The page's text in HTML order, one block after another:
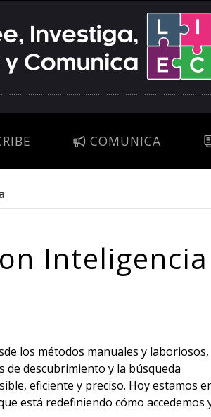
COMUNICA
Inteligencia
los métodos manuales y laboriosos,
descubrimiento y la búsqueda
eficiente y preciso. Hoy estamos
está redefiniendo cómo accedemos